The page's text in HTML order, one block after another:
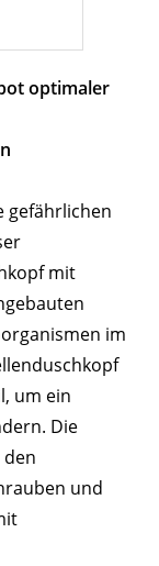
optimaler
gefährlichen
mit
im
um ein
Die
und